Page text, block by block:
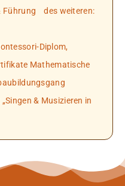
Führung des weiteren:
Mathematische
& Musizieren in